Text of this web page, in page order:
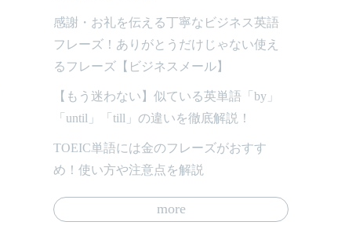
感謝・お礼を伝える丁寧なビジネス英語
フレーズ！ありがとうだけじゃない使え
るフレーズ【ビジネスメール】
【もう迷わない】似ている英単語「by」
「until」「till」の違いを徹底解説！
TOEIC単語には金のフレーズがおすす
め！使い方や注意点を解説
more